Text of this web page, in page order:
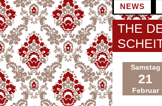
NEWS
THE
Samstag
21
Februar